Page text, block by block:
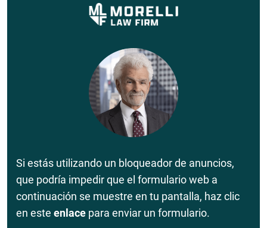
Si estás utilizando un bloqueador de anuncios,
que podría impedir que el formulario web a
continuación se muestre en tu pantalla, haz clic
en este enlace para enviar un formulario.